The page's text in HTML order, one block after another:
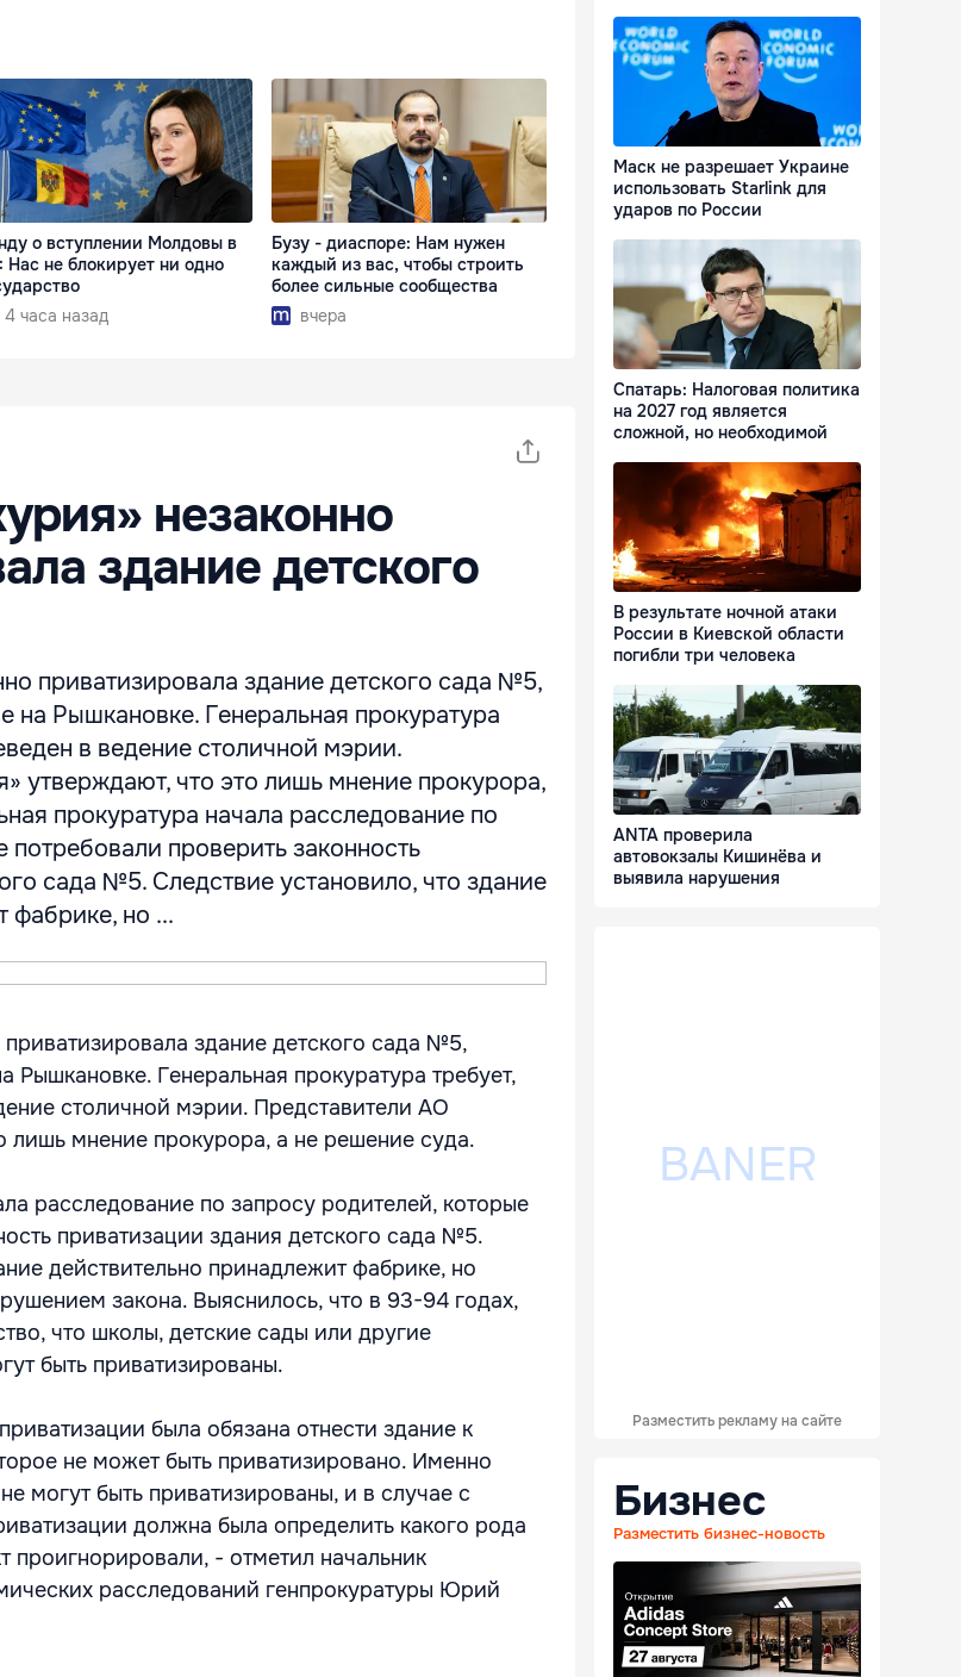
о вступлении Молдовы в
Нас не блокирует ни одно
4 часа назад
Бузу - диаспоре: Нам нужен
каждый из вас, чтобы строить
более сильные сообщества
вчера
незаконно
здание детского
приватизировала здание детского сада №5,
на Рышкановке. Генеральная прокуратура
в ведение столичной мэрии.
утверждают, что это лишь мнение прокурора,
прокуратура начала расследование по
проверить законность
сада №5. Следствие установило, что здание
фабрике, но ...
здание детского сада №5,
Генеральная прокуратура требует,
столичной мэрии. Представители АО
лишь мнение прокурора, а не решение суда.
расследование по запросу родителей, которые
приватизации здания детского сада №5.
действительно принадлежит фабрике, но
закона. Выяснилось, что в 93-94 годах,
что школы, детские сады или другие
быть приватизированы.
была обязана отнести здание к
не может быть приватизировано. Именно
могут быть приватизированы, и в случае с
должна была определить какого рода
проигнорировали, - отметил начальник
расследований генпрокуратуры Юрий
Маск не разрешает Украине
использовать Starlink для
ударов по России
Спатарь: Налоговая политика
на 2027 год является
сложной, но необходимой
В результате ночной атаки
России в Киевской области
погибли три человека
ANTA проверила
автовокзалы Кишинёва и
выявила нарушения
Разместить рекламу на сайте
Бизнес
Разместить бизнес-новость